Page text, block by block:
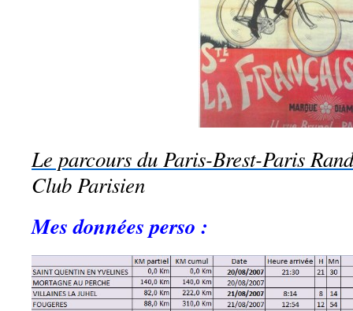
Le parcours du Paris-Brest-Paris
Club Parisien
Mes données perso :